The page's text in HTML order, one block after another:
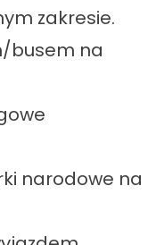
zakresie.
busem na
narodowe na